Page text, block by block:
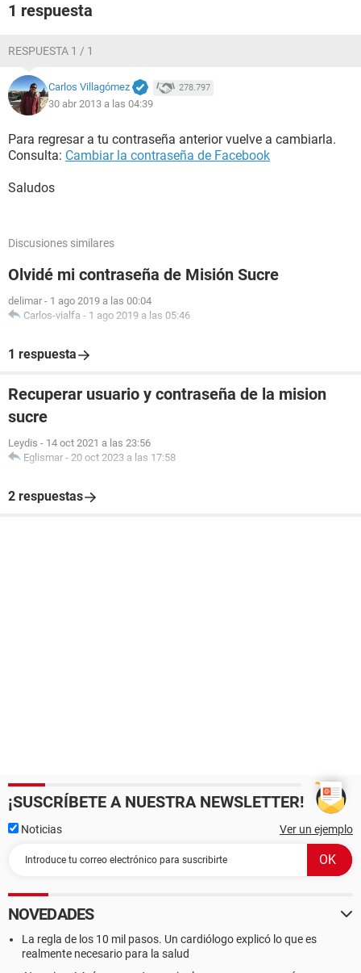
1 respuesta
RESPUESTA 1 / 1
Carlos Villagómez 278.797
30 abr 2013 a las 04:39
Para regresar a tu contraseña anterior vuelve a cambiarla.
Consulta: Cambiar la contraseña de Facebook
Saludos
Discusiones similares
Olvidé mi contraseña de Misión Sucre
delimar - 1 ago 2019 a las 00:04
Carlos-vialfa - 1 ago 2019 a las 05:46
1 respuesta
Recuperar usuario y contraseña de la mision
sucre
Leydis - 14 oct 2021 a las 23:56
Eglismar - 20 oct 2023 a las 17:58
2 respuestas
¡SUSCRÍBETE A NUESTRA NEWSLETTER!
Noticias Ver un ejemplo
NOVEDADES
La regla de los 10 mil pasos. Un cardiólogo explicó lo que es
realmente necesario para la salud